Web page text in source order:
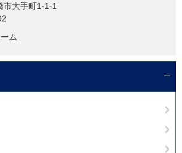
市大手町1-1-1
ム